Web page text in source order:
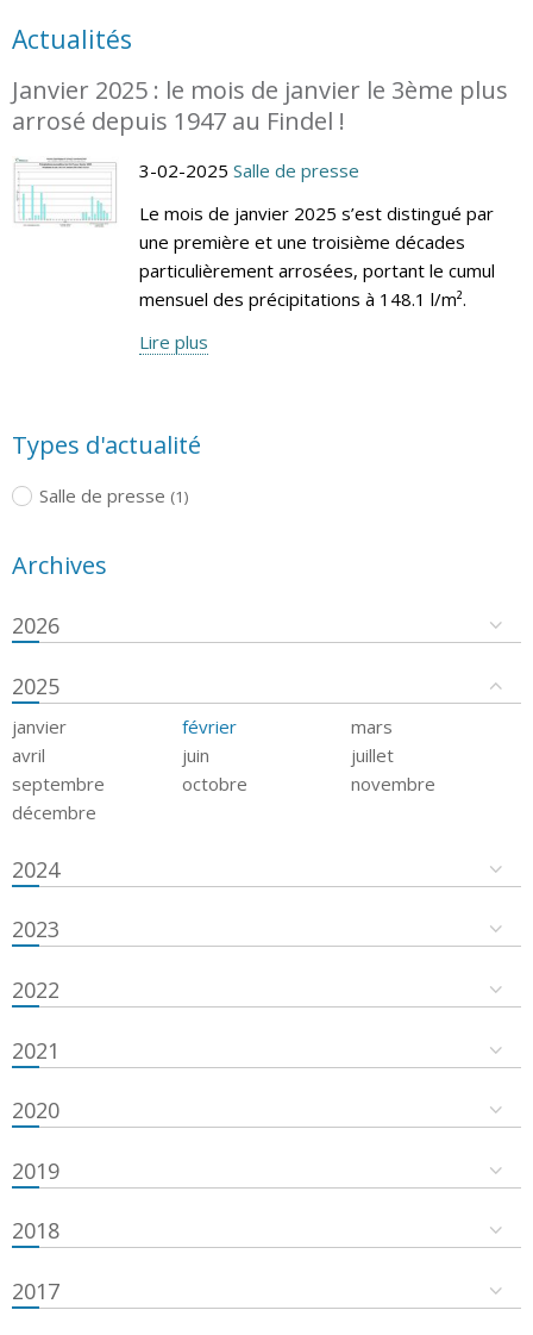
Actualités
Janvier 2025 : le mois de janvier le 3ème plus
arrosé depuis 1947 au Findel !
3-02-2025 Salle de presse
Le mois de janvier 2025 s’est distingué par
une première et une troisième décades
particulièrement arrosées, portant le cumul
mensuel des précipitations à 148.1 l/m².
Lire plus
Types d'actualité
Salle de presse (1)
Archives
2026
2025
janvier février
mars
avril
juin
juillet
septembre
octobre
novembre
décembre
2024
2023
2022
2021
2020
2019
2018
2017